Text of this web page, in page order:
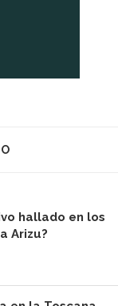
hallado en los
Arizu?